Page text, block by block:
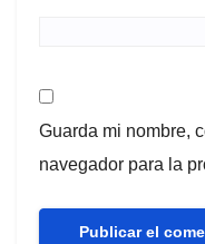
Guarda mi nombre,
navegador para la